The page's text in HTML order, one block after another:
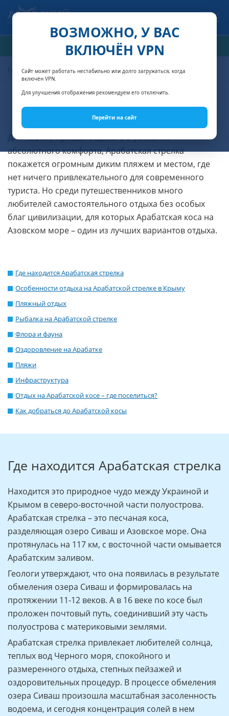
ВОЗМОЖНО, У ВАС
ВКЛЮЧЁН VPN
Сайт может работать нестабильно или долго загружаться, когда
включён VPN.
Для улучшения отображения рекомендуем его отключить.
Перейти на сайт
РАСЧЁТ СТОИМОСТИ
Главная Статьи о Крыме Пляжи в Крыму Арабатская стрелка
Арабатская стрелка
Для тех, кто привык отдыхать в условиях
абсолютного комфорта, Арабатская стрелка
покажется огромным диким пляжем и местом, где
нет ничего привлекательного для современного
туриста. Но среди путешественников много
любителей самостоятельного отдыха без особых
благ цивилизации, для которых Арабатская коса на
Азовском море – один из лучших вариантов отдыха.
Где находится Арабатская стрелка
Особенности отдыха на Арабатской стрелке в Крыму
Пляжный отдых
Рыбалка на Арабатской стрелке
Флора и фауна
Оздоровление на Арабатке
Пляжи
Инфраструктура
Отдых на Арабатской косе – где поселиться?
Как добраться до Арабатской косы
Где находится Арабатская стрелка
Находится это природное чудо между Украиной и
Крымом в северо-восточной части полуострова.
Арабатская стрелка – это песчаная коса,
разделяющая озеро Сиваш и Азовское море. Она
протянулась на 117 км, с восточной части омывается
Арабатским заливом.
Геологи утверждают, что она появилась в результате
обмеления озера Сиваш и формировалась на
протяжении 11-12 веков. А в 16 веке по косе был
проложен почтовый путь, соединивший эту часть
полуострова с материковыми землями.
Арабатская стрелка привлекает любителей солнца,
теплых вод Черного моря, спокойного и
размеренного отдыха, степных пейзажей и
оздоровительных процедур. В процессе обмеления
озера Сиваш произошла масштабная засоленность
водоема, и сегодня концентрация солей в нем